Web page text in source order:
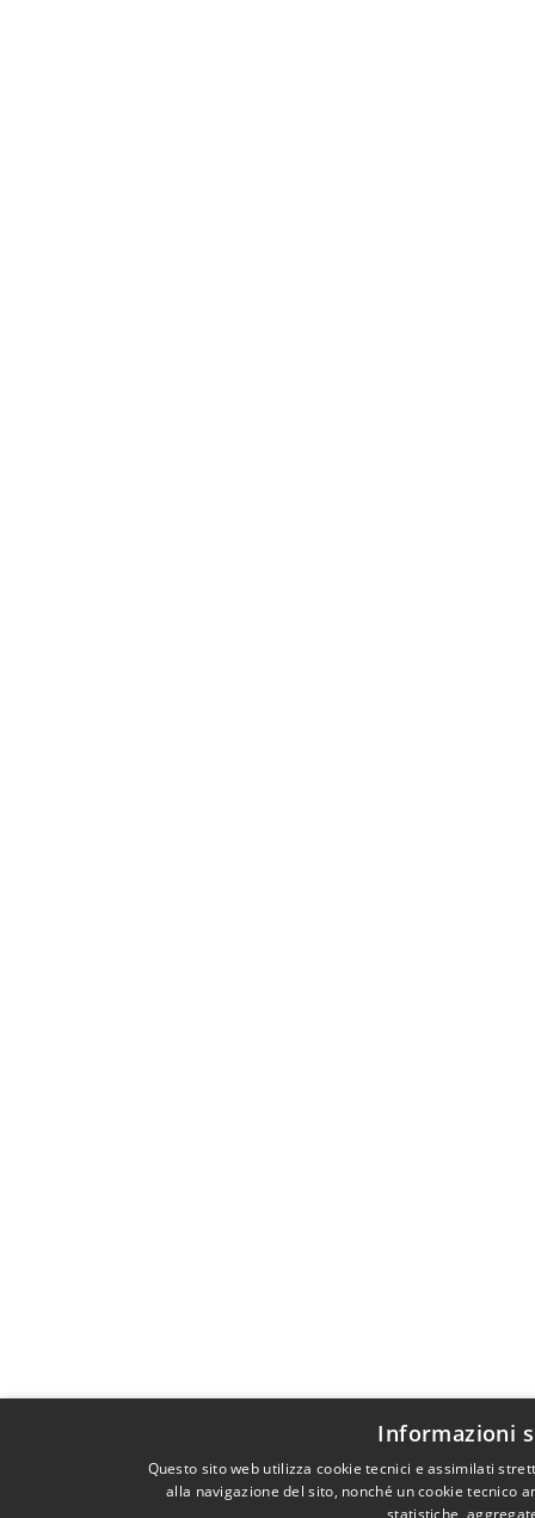
Informazioni
Questo sito web utilizza cookie tecnici e assimilati
alla navigazione del sito, nonché un cookie tecnico
statistiche,